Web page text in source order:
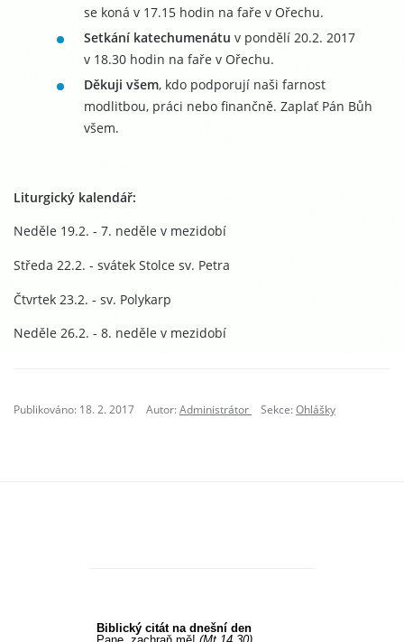
se koná v 17.15 hodin na faře v Ořechu.
Setkání katechumenátu v pondělí 20.2. 2017
v 18.30 hodin na faře v Ořechu.
Děkuji všem, kdo podporují naši farnost
modlitbou, práci nebo finančně. Zaplať Pán Bůh
všem.
Liturgický kalendář:
Neděle 19.2. - 7. neděle v mezidobí
Středa 22.2. - svátek Stolce sv. Petra
Čtvrtek 23.2. - sv. Polykarp
Neděle 26.2. - 8. neděle v mezidobí
Publikováno: 18. 2. 2017 Autor:Administrátor Sekce:Ohlášky